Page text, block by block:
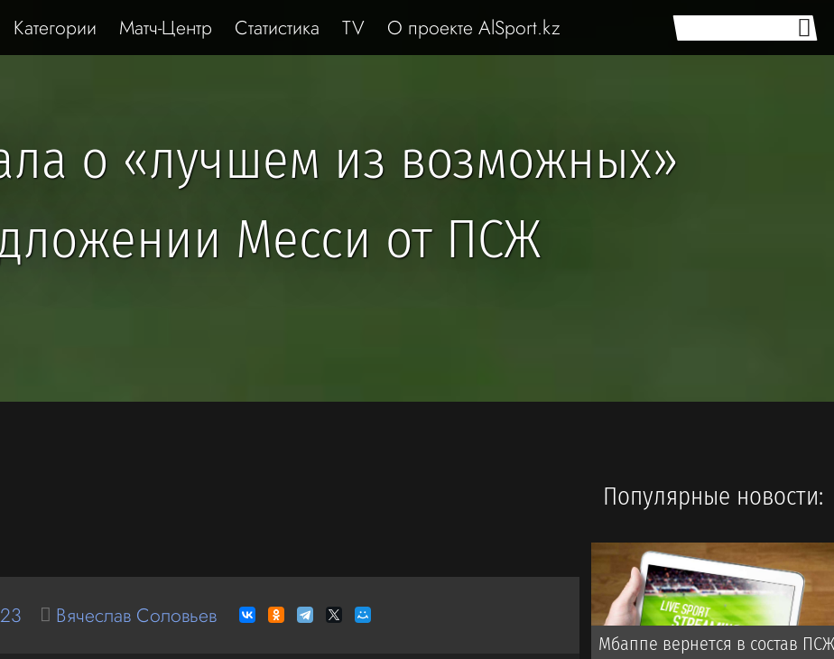
Категории Матч-Центр Статистика TV О проекте AlSport.kz
о «лучшем из возможных»
Месси от ПСЖ
Вячеслав Соловьев
Популярные новости:
Мбаппе вернется в состав